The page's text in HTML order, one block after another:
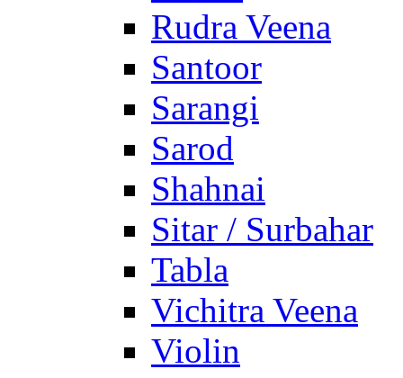
Rudra Veena
Santoor
Sarangi
Sarod
Shahnai
Sitar / Surbahar
Tabla
Vichitra Veena
Violin